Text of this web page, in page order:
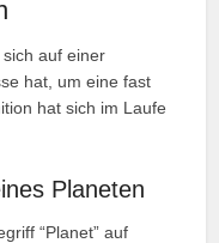
auf einer
hat, um eine fast
hat sich im Laufe
Planeten
“Planet” auf